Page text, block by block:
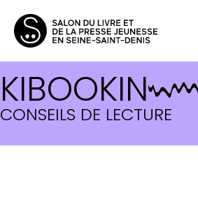
KIBOOKIN
CONSEILS DE LECTURE